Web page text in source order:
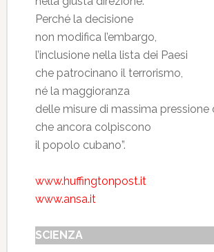
Perché la decisione
non modifica l’embargo,
l’inclusione nella lista dei Paesi
che patrocinano il terrorismo,
né la maggioranza
delle misure di massima pressione
che ancora colpiscono
il popolo cubano”.
www.huffingtonpost.it
www.ansa.it
SCIENZA